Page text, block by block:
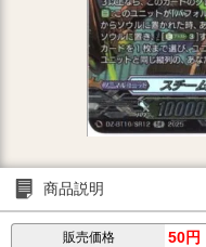
商品説明
販売価格 50円